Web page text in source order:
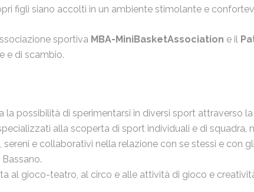
figli siano accolti in un ambiente stimolante e
sportiva MBA-MiniBasketAssociation e il
e di scambio.
la possibilità di sperimentarsi in diversi sport attraverso
alla scoperta di sport individuali e di squadra,
e collaborativi nella relazione con se stessi e con
al gioco-teatro, al circo e alle attività di gioco e